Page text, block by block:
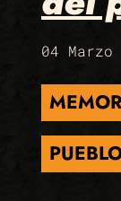
04 Marzo